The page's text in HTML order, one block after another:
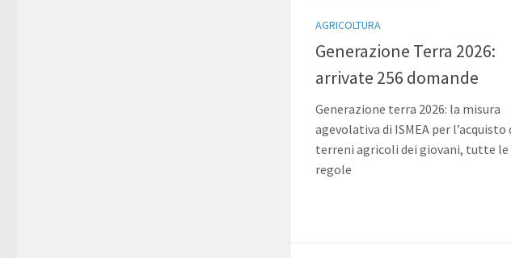
AGRICOLTURA
Generazione Terra 2026:
arrivate 256 domande
Generazione terra 2026: la misura
agevolativa di ISMEA per l’acquisto
terreni agricoli dei giovani, tutte le
regole